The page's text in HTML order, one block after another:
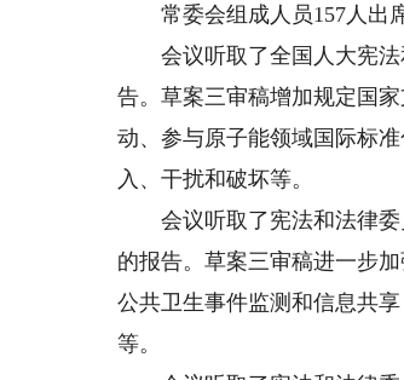
常委会组成人员157人出席
会议听取了全国人大宪法
告。草案三审稿增加规定国
动、参与原子能领域国际标
入、干扰和破坏等。
会议听取了宪法和法律委
的报告。草案三审稿进一步
公共卫生事件监测和信息共
等。